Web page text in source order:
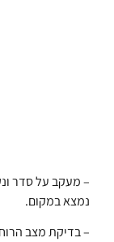
– מעקב על סדר
נמצא במקום.
– בדיקת מצב